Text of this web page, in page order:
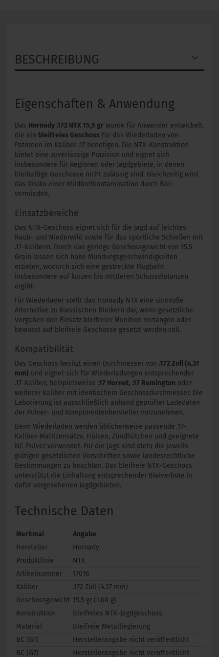
BESCHREIBUNG
Eigenschaften & Anwendung
Das Hornady .172 NTX 15,5 gr wurde für Anwender entwickelt,
die ein bleifreies Geschoss für das Wiederladen von
Patronen im Kaliber .17 benötigen. Die NTX-Konstruktion
bietet eine zuverlässige Präzision und eignet sich
insbesondere für Regionen oder Jagdgebiete, in denen
bleihaltige Geschosse nicht zulässig sind. Gleichzeitig wird
das Risiko einer Wildbretkontamination durch Blei
vermieden.
Einsatzbereiche
Das NTX-Geschoss eignet sich für die Jagd auf leichtes
Raub- und Niederwild sowie für das sportliche Schießen mit
.17-Kalibern. Durch das geringe Geschossgewicht von 15,5
Grain lassen sich hohe Mündungsgeschwindigkeiten
erzielen, wodurch sich eine gestreckte Flugbahn
insbesondere auf kurzen bis mittleren Schussdistanzen
ergibt.
Für Wiederlader stellt das Hornady NTX eine sinnvolle
Alternative zu klassischen Bleikern dar, wenn gesetzliche
Vorgaben den Einsatz bleifreier Munition verlangen oder
bewusst auf bleifreie Geschosse gesetzt werden soll.
Kompatibilität
Das Geschoss besitzt einen Durchmesser von .172 Zoll (4,37
mm) und eignet sich für Wiederladungen entsprechender
.17-Kaliber, beispielsweise .17 Hornet, .17 Remington oder
weiterer Kaliber mit identischem Geschossdurchmesser. Die
Laborierung ist ausschließlich anhand geprüfter Ladedaten
der Pulver- und Komponentenhersteller vorzunehmen.
Beim Wiederladen werden üblicherweise passende .17-
Kaliber-Matrizensätze, Hülsen, Zündhütchen und geeignete
NC-Pulver verwendet. Für die Jagd sind stets die jeweils
gültigen gesetzlichen Vorschriften sowie landesrechtliche
Bestimmungen zu beachten. Das bleifreie NTX-Geschoss
unterstützt die Einhaltung entsprechender Bleiverbote in
dafür vorgesehenen Jagdgebieten.
Technische Daten
Merkmal
Angabe
Hersteller
Hornady
Produktlinie
NTX
Artikelnummer
17016
Kaliber
.172 Zoll (4,37 mm)
Geschossgewicht 15,5 gr (1,00 g)
Konstruktion
Bleifreies NTX-Jagdgeschoss
Material
Bleifreie Metalllegierung
BC (G1)
Herstellerangabe nicht veröffentlicht
BC (G7)
Herstellerangabe nicht veröffentlicht